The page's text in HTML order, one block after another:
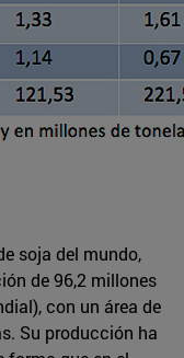
soja del mundo,
de 96,2 millones
con un área de
Su producción ha